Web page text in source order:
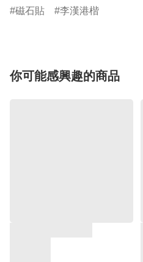
磁石貼 李漢港楷
你可能感興趣的商品